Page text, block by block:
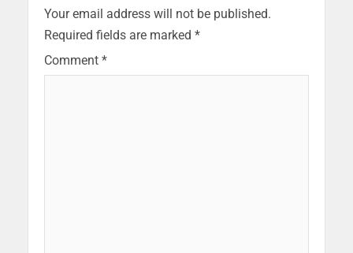
Your email address will not be published.
Required fields are marked *
Comment *